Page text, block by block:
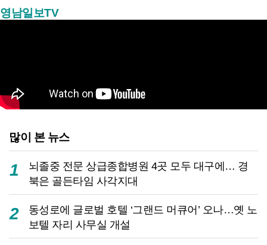
영남일보TV
많이 본 뉴스
1
뇌졸중 전문 상급종합병원 4곳 모두 대구에… 경
북은 골든타임 사각지대
2
동성로에 글로벌 호텔 ‘그랜드 머큐어’ 오나…옛 노
보텔 자리 사무실 개설